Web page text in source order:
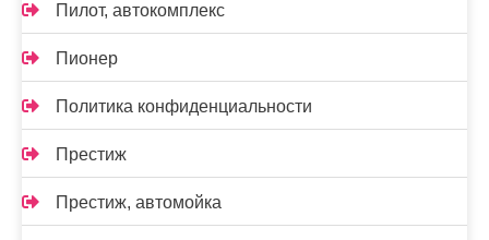
Пилот, автокомплекс
Пионер
Политика конфиденциальности
Престиж
Престиж, автомойка